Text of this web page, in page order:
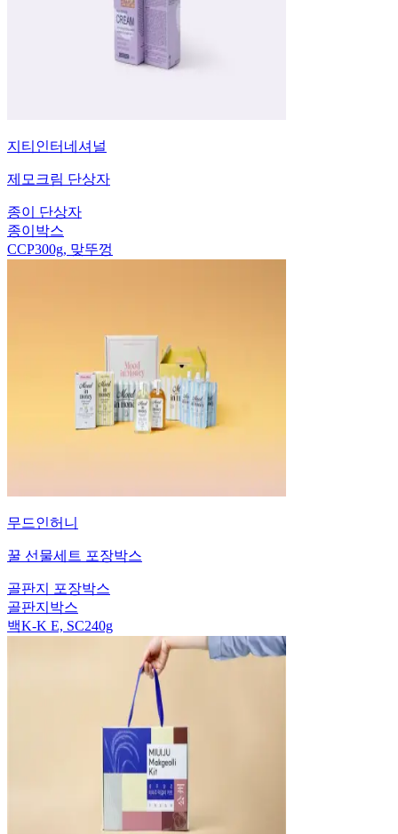
지티인터네셔널
제모크림 단상자
종이 단상자
종이박스
CCP300g, 맞뚜껑
무드인허니
꿀 선물세트 포장박스
골판지 포장박스
골판지박스
백K-K E, SC240g